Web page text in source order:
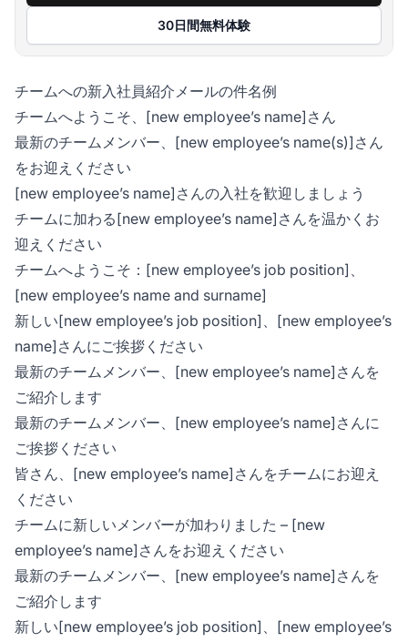
30日間無料体験
チームへの新入社員紹介メールの件名例
チームへようこそ、[new employee’s name]さん
最新のチームメンバー、[new employee’s name(s)]さん
をお迎えください
[new employee’s name]さんの入社を歓迎しましょう
チームに加わる[new employee’s name]さんを温かくお
迎えください
チームへようこそ：[new employee’s job position]、
[new employee’s name and surname]
新しい[new employee’s job position]、[new employee’s
name]さんにご挨拶ください
最新のチームメンバー、[new employee’s name]さんを
ご紹介します
最新のチームメンバー、[new employee’s name]さんに
ご挨拶ください
皆さん、[new employee’s name]さんをチームにお迎え
ください
チームに新しいメンバーが加わりました – [new
employee’s name]さんをお迎えください
最新のチームメンバー、[new employee’s name]さんを
ご紹介します
新しい[new employee’s job position]、[new employee’s